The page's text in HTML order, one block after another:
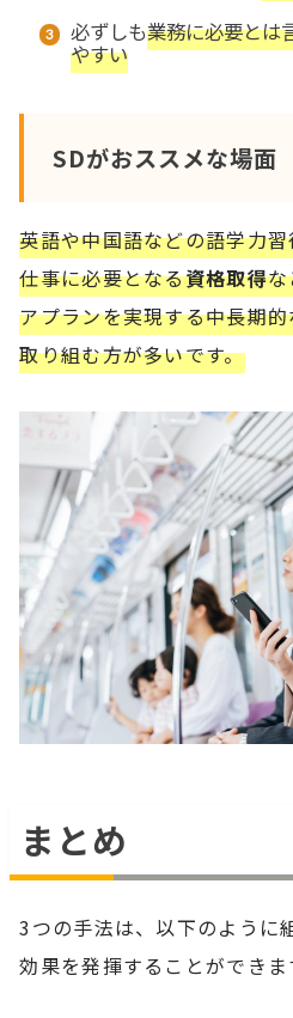
必ずしも業務に必要とは
やすい
SDがおススメな場面
英語や中国語などの語学力
仕事に必要となる資格取得
アプランを実現する中長期
取り組む方が多いです。
まとめ
3つの手法は、以下のように
効果を発揮することができま